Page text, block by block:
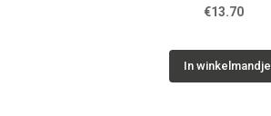
€13.70
In winkelmandje